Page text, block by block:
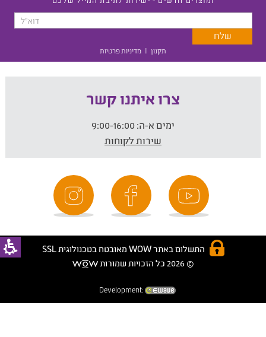
תקנון | מדיניות פרטיות
צרו איתנו קשר
ימים א-ה:
שירות לקוחות
התשלום באתר WOW מאובטח בטכנולוגית SSL
© 2026 כל הזכויות שמורות
Development: